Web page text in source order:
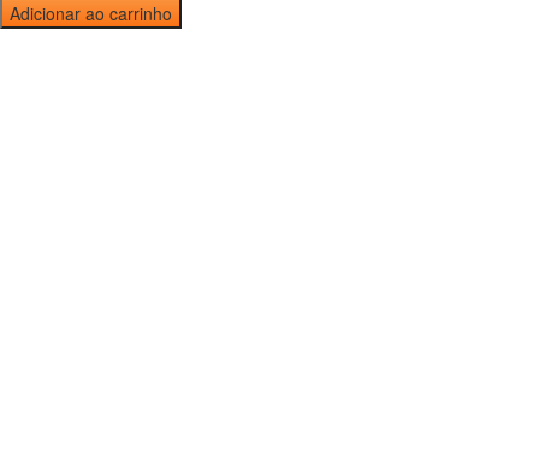
Adicionar ao carrinho